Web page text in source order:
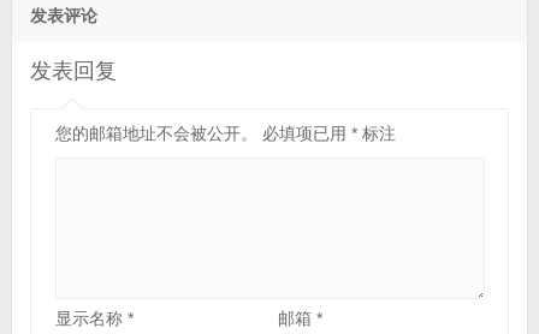
发表评论
发表回复
您的邮箱地址不会被公开。 必填项已用 *标注
显示名称 * 邮箱*